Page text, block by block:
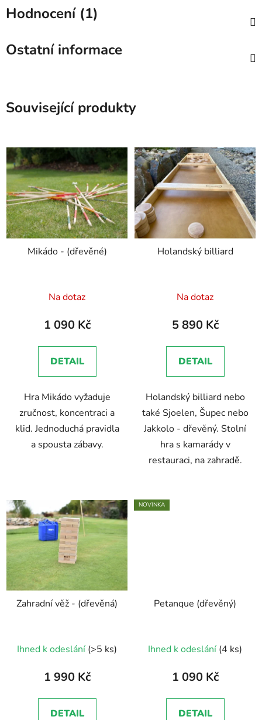
Hodnocení (1)
Ostatní informace
Související produkty
Mikádo - (dřevěné)
hodnocení
produktu
5,0
z
hvězdiček.
Na dotaz
1 090 Kč
DETAIL
Hra Mikádo vyžaduje
zručnost, koncentraci a
klid. Jednoduchá pravidla
a spousta zábavy.
Holandský billiard
hodnocení
produktu
5,0
z
hvězdiček.
Na dotaz
5 890 Kč
DETAIL
Holandský billiard nebo
také Sjoelen, Šupec nebo
Jakkolo - dřevěný. Stolní
hra s kamarády v
restauraci, na zahradě.
Zahradní věž - (dřevěná)
hodnocení
produktu
5,0
Ihned k odeslání (>5 ks)
1 990 Kč
DETAIL
NOVINKA
Petanque (dřevěný)
Ihned k odeslání (4 ks)
1 090 Kč
DETAIL